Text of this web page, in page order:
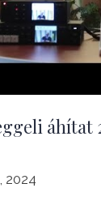
áhítat
2024